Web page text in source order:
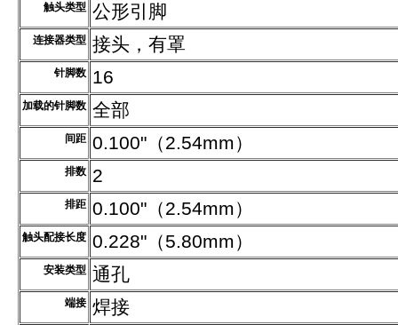
触头类型 公形引脚
连接器类型 接头，有罩
针脚数 16
加载的针脚数 全部
间距 0.100"（2.54mm）
排数 2
排距 0.100"（2.54mm）
触头配接长度 0.228"（5.80mm）
安装类型 通孔
端接 焊接